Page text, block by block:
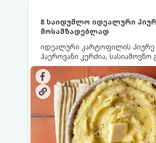
8 საიდუმლო იდეალური
მოსამზადებლად
იდეალური კარტოფილის პიურე
ჰაეროვანი კერძია,
ნაღების-მოყვითალო ფერით.
ძალიან მარტივია, მაგრამ
საიდუმლო, რომლებიც უნდა
პიურე იდეალურად გემრიელი